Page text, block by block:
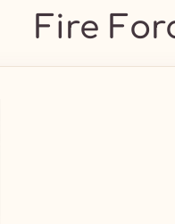
Fire